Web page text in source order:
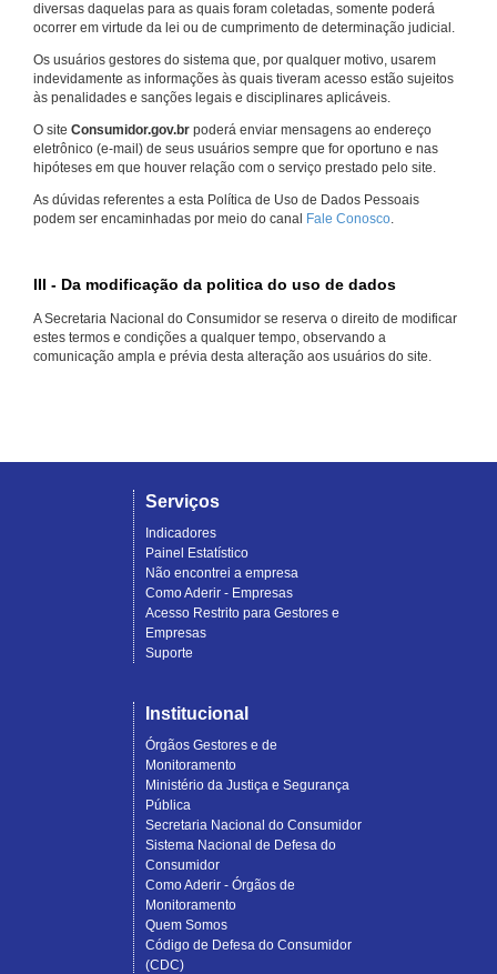
diversas daquelas para as quais foram coletadas, somente poderá
ocorrer em virtude da lei ou de cumprimento de determinação judicial.
Os usuários gestores do sistema que, por qualquer motivo, usarem
indevidamente as informações às quais tiveram acesso estão sujeitos
às penalidades e sanções legais e disciplinares aplicáveis.
O site Consumidor.gov.br poderá enviar mensagens ao endereço
eletrônico (e-mail) de seus usuários sempre que for oportuno e nas
hipóteses em que houver relação com o serviço prestado pelo site.
As dúvidas referentes a esta Política de Uso de Dados Pessoais
podem ser encaminhadas por meio do canal Fale Conosco.
III - Da modificação da politica do uso de dados
A Secretaria Nacional do Consumidor se reserva o direito de modificar
estes termos e condições a qualquer tempo, observando a
comunicação ampla e prévia desta alteração aos usuários do site.
Serviços
Indicadores
Painel Estatístico
Não encontrei a empresa
Como Aderir - Empresas
Acesso Restrito para Gestores e
Empresas
Suporte
Institucional
Órgãos Gestores e de
Monitoramento
Ministério da Justiça e Segurança
Pública
Secretaria Nacional do Consumidor
Sistema Nacional de Defesa do
Consumidor
Como Aderir - Órgãos de
Monitoramento
Quem Somos
Código de Defesa do Consumidor
(CDC)